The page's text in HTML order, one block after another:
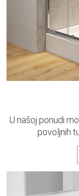
U našoj ponudi
povoljnih